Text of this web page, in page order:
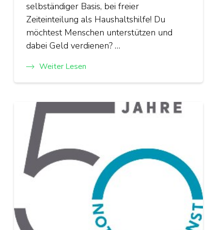
selbständiger Basis, bei freier
Zeiteinteilung als Haushaltshilfe! Du
möchtest Menschen unterstützen und
dabei Geld verdienen? …
Weiter Lesen